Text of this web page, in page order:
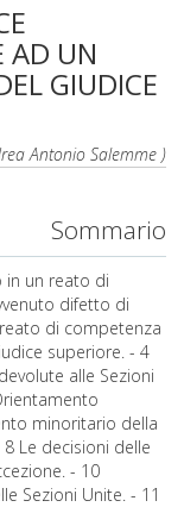
AD UN
GIUDICE
Antonio Salemme )
Sommario
in un reato di
difetto di
di competenza
superiore. - 4
alle Sezioni
minoritario della
Le decisioni delle
- 10
Sezioni Unite. - 11